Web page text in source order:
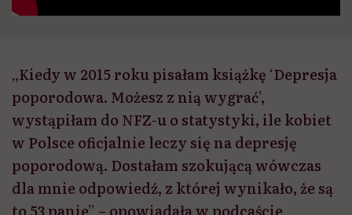
„Kiedy w 2015 roku pisałam książkę ‘Depresja
poporodowa. Możesz z nią wygrać’,
wystąpiłam do NFZ-u o statystyki, ile kobiet
w Polsce oficjalnie leczy się na depresję
poporodową. Dostałam szokującą wówczas
dla mnie odpowiedź, z której wynikało, że są